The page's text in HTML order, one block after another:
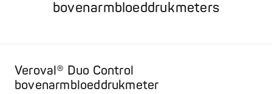
bovenarmbloeddrukmeters
Veroval® Duo Control
bovenarmbloeddrukmeter